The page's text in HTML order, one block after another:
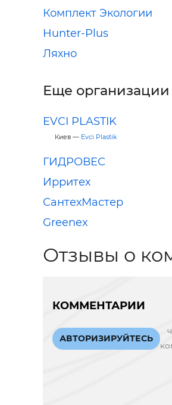
Комплект Экологии
Hunter-Plus
Ляхно
Еще
EVCI PLASTIK
Киев — Evci Plastik
ГИДРОВЕС
Ирритех
СантехМастер
Greenex
Отзывы о
КОММЕНТАРИИ
АВТОРИЗИРУЙТЕСЬ